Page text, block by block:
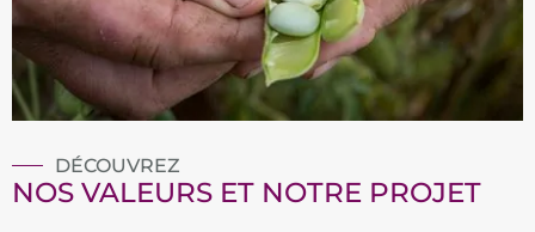
DÉCOUVREZ
NOS VALEURS ET NOTRE PROJET